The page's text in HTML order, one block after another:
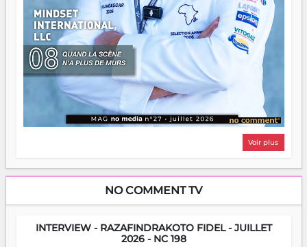
Voir plus
NO COMMENT TV
INTERVIEW - RAZAFINDRAKOTO FIDEL - JUILLET
2026 - NC 198